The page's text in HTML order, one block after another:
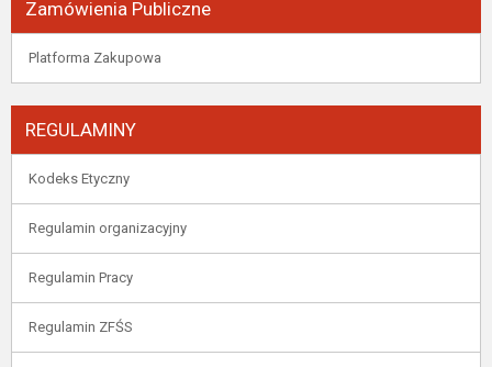
Zamówienia Publiczne
Platforma Zakupowa
REGULAMINY
Kodeks Etyczny
Regulamin organizacyjny
Regulamin Pracy
Regulamin ZFŚS